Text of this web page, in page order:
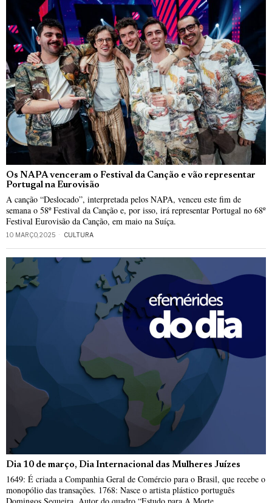
Os NAPA venceram o Festival da Canção e vão representar
Portugal na Eurovisão
A canção “Deslocado”, interpretada pelos NAPA, venceu este fim de
semana o 58º Festival da Canção e, por isso, irá representar Portugal no 68º
Festival Eurovisão da Canção, em maio na Suíça.
10 MARÇO, 2025 CULTURA
Dia 10 de março, Dia Internacional das Mulheres Juízes
1649: É criada a Companhia Geral de Comércio para o Brasil, que recebe o
monopólio das transações. 1768: Nasce o artista plástico português
Domingos Sequeira. Autor do quadro “Estudo para A Morte